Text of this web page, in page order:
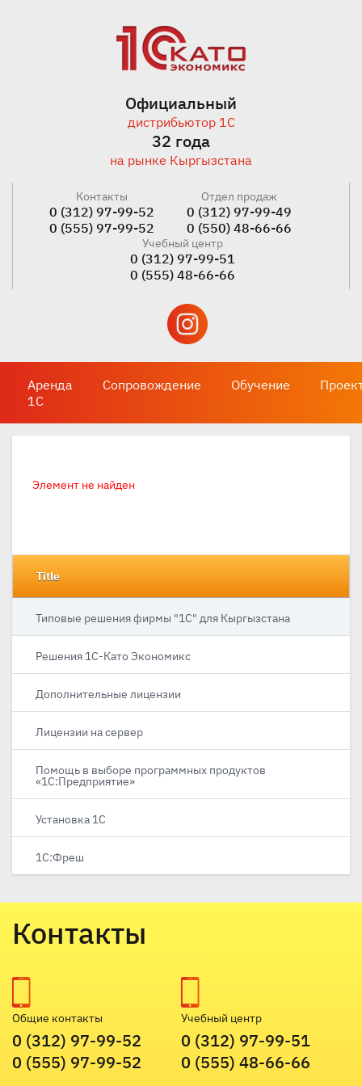
Официальный
дистрибьютор 1С
32 года
на рынке Кыргызстана
Контакты
0 (312) 97-99-52
0 (555) 97-99-52
Отдел продаж
0 (312) 97-99-49
0 (550) 48-66-66
Учебный центр
0 (312) 97-99-51
0 (555) 48-66-66
Аренда
1С
Сопровождение Обучение
Элемент не найден
Title
Типовые решения фирмы "1С" для Кыргызстана
Решения 1С-Като Экономикс
Дополнительные лицензии
Лицензии на сервер
Помощь в выборе программных продуктов
«1С:Предприятие»
Установка 1С
1С:Фреш
Контакты
Общие контакты
0 (312) 97-99-52
0 (555) 97-99-52
Учебный центр
0 (312) 97-99-51
0 (555) 48-66-66